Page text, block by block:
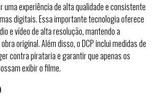
experiência de alta qualidade e consistente
digitais. Essa importante tecnologia oferece
e vídeo de alta resolução, mantendo a
original. Além disso, o DCP inclui medidas de
contra pirataria e garantir que apenas os
exibir o filme.